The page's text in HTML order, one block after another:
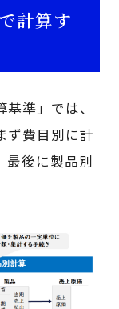
計算す
準」では、
ず費目別に計
最後に製品別